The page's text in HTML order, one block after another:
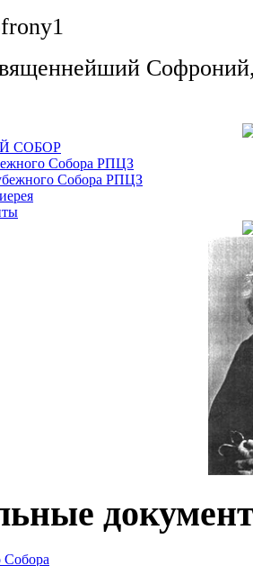
СОБОР
Собора РПЦЗ
Собора РПЦЗ
Собора